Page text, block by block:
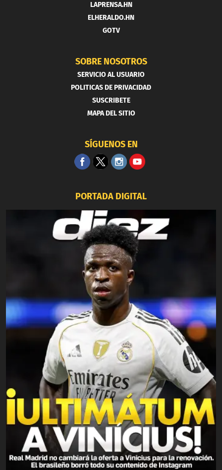
LAPRENSA.HN
ELHERALDO.HN
GOTV
SOBRE NOSOTROS
SERVICIO AL USUARIO
POLITICAS DE PRIVACIDAD
SUSCRIBETE
MAPA DEL SITIO
SÍGUENOS EN
PORTADA DIGITAL